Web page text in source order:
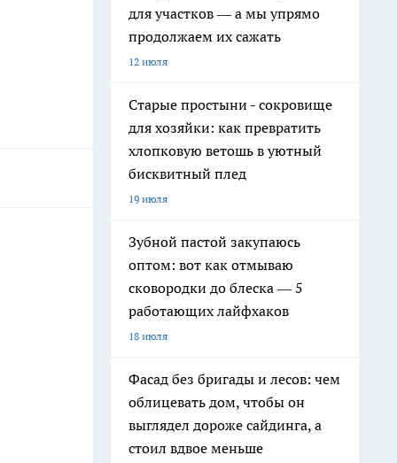
для участков — а мы упрямо
продолжаем их сажать
12 июля
Старые простыни - сокровище
для хозяйки: как превратить
хлопковую ветошь в уютный
бисквитный плед
19 июля
Зубной пастой закупаюсь
оптом: вот как отмываю
сковородки до блеска — 5
работающих лайфхаков
18 июля
Фасад без бригады и лесов: чем
облицевать дом, чтобы он
выглядел дороже сайдинга, а
стоил вдвое меньше